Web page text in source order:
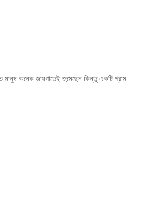
মানুষ অনেক জায়গাতেই জন্মেছেন কিন্তু একটি গ্রাম